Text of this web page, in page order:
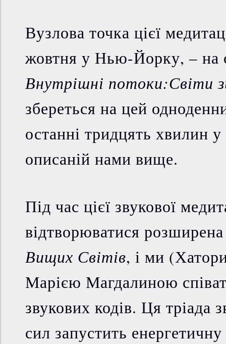
Вузлова точка цієї
жовтня у Нью-Йорку, – на
Внутрішні потоки:Світи
збереться на цей
останні тридцять хвилин у
описаній нами вище.
Під час цієї звукової
відтворюватися
Вищих Світів, і ми
Марією Магдалиною
звукових кодів. Ця тріада
сил запустить